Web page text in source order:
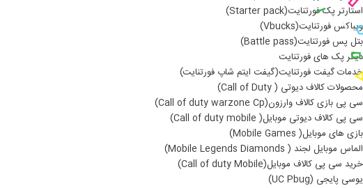
استارتر پک فورتنایت(Starter pack)
ویباکس فورتنایت(Vbucks)
بتل پس فورتنایت(Battle pass)
دیگر پک های فورتنایت
خدمات گیفت فورتنایت(گیفت ایتم شاپ فورتنایت)
محصولات کالاف دیوتی ( Call of Duty)
سی پی بازی کالاف وارزون(Call of duty warzone Cp)
سی پی کالاف دیوتی موبایل( Call of duty mobile)
بازی های موبایل( Mobile Games)
الماس موبایل لجند ( Mobile Legends Diamonds)
خرید سی پی کالاف موبایل(Call of duty Mobile)
یوسی پایجی (UC Pbug)